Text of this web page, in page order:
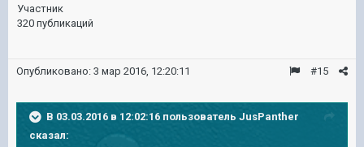
Участник
320 публикаций
#15
Опубликовано: 3 мар 2016, 12:20:11
В 03.03.2016 в 12:02:16 пользователь JusPanther
сказал: